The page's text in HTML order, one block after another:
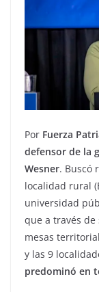
Por Fuerza
defensor de la
Wesner. Buscó
localidad rural
universidad
que a través
mesas
y las 9
predominó en